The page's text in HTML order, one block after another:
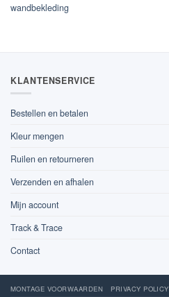
wandbekleding
KLANTENSERVICE
Bestellen en betalen
Kleur mengen
Ruilen en retourneren
Verzenden en afhalen
Mijn account
Track & Trace
Contact
MONTAGE VOORWAARDEN PRIVACY POLICY